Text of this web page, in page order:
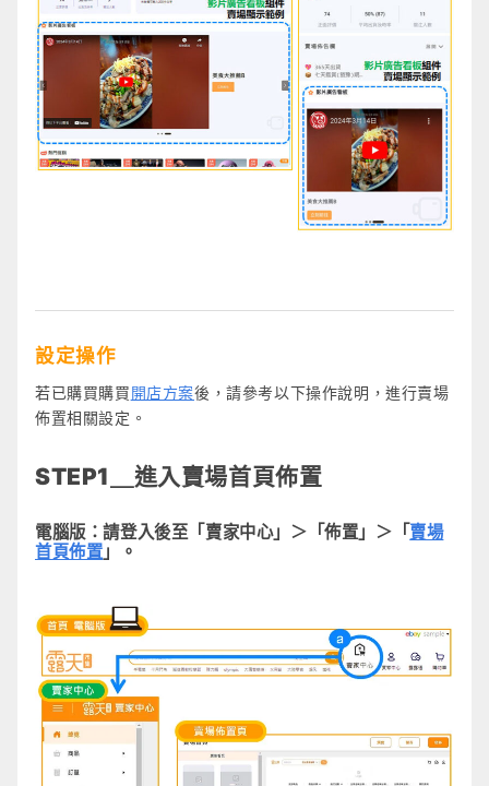
設定操作
若已購買購買開店方案後，請參考以下操作說明，進行賣場
佈置相關設定。
STEP1＿進入賣場首頁佈置
電腦版：請登入後至「賣家中心」＞「佈置」＞「 賣場
首頁佈置 」。